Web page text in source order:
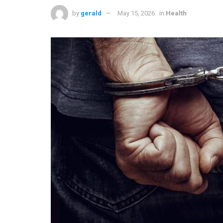
by gerald May 15, 2026 in Health